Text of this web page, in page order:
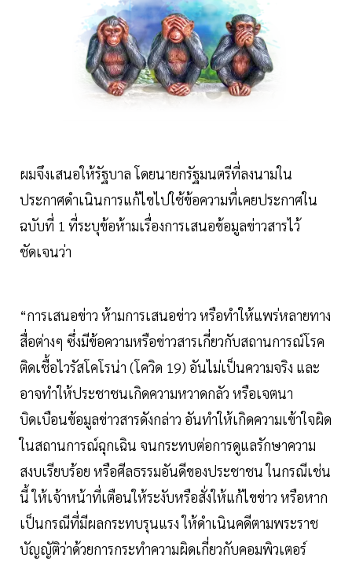
ผมจึงเสนอให้รัฐบาล โดยนายกรัฐมนตรีที่ลงนามใน
ประกาศดำเนินการแก้ไขไปใช้ข้อความที่เคยประกาศใน
ฉบับที่ 1 ที่ระบุข้อห้ามเรื่องการเสนอข้อมูลข่าวสารไว้
ชัดเจนว่า
“การเสนอข่าว ห้ามการเสนอข่าว หรือทำให้แพร่หลายทาง
สื่อต่างๆ ซึ่งมีข้อความหรือข่าวสารเกี่ยวกับสถานการณ์โรค
ติดเชื้อไวรัสโคโรน่า (โควิด 19) อันไม่เป็นความจริง และ
อาจทำให้ประชาชนเกิดความหวาดกลัว หรือเจตนา
บิดเบือนข้อมูลข่าวสารดังกล่าว อันทำให้เกิดความเข้าใจผิด
ในสถานการณ์ฉุกเฉิน จนกระทบต่อการดูแลรักษาความ
สงบเรียบร้อย หรือศีลธรรมอันดีของประชาชน ในกรณีเช่น
นี้ ให้เจ้าหน้าที่เตือนให้ระงับหรือสั่งให้แก้ไขข่าว หรือหาก
เป็นกรณีที่มีผลกระทบรุนแรง ให้ดำเนินคดีตามพระราช
บัญญัติว่าด้วยการกระทำความผิดเกี่ยวกับคอมพิวเตอร์